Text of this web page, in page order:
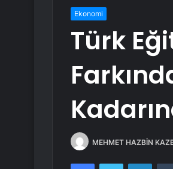
Ekonomi
Türk
MEHMET HAZBİN
FacebookTwitter